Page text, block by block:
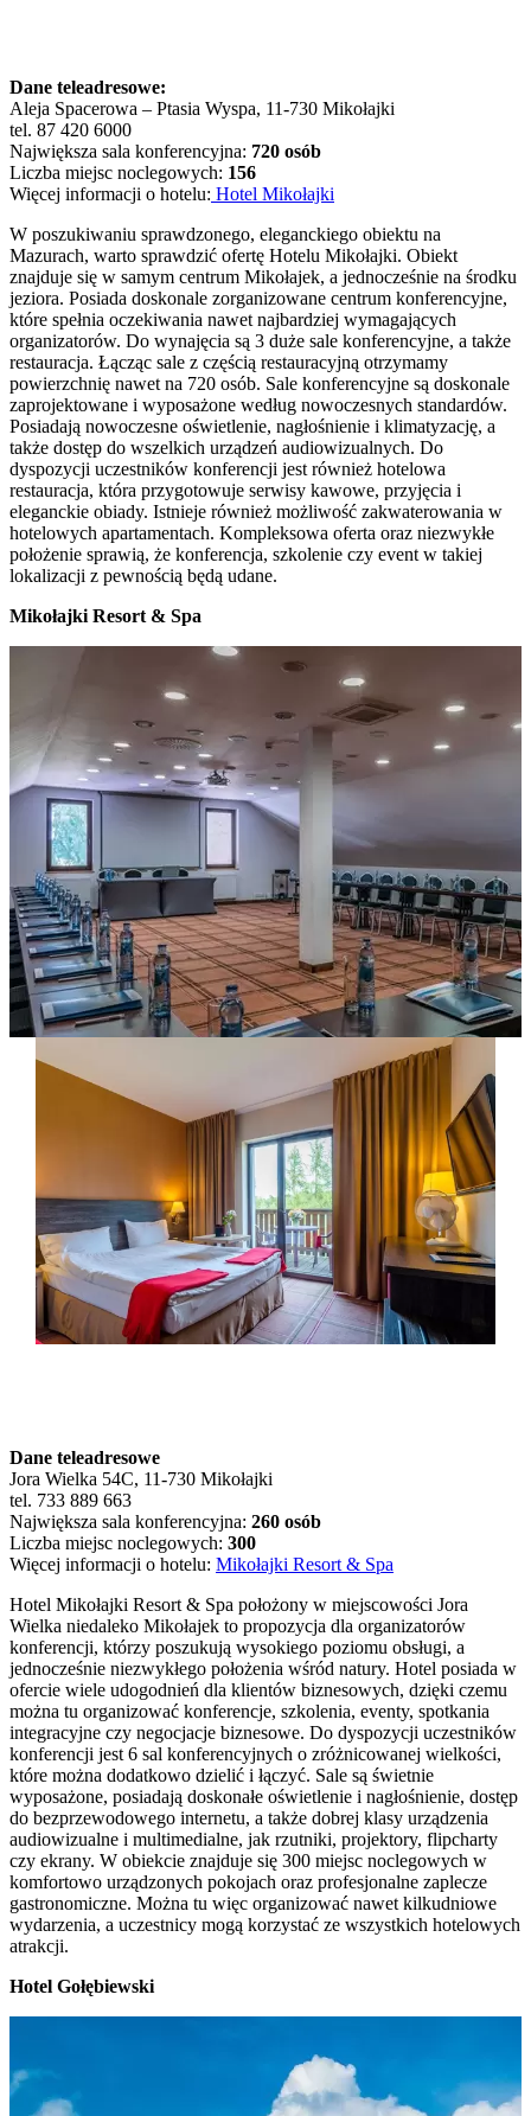
Dane teleadresowe:
Aleja Spacerowa – Ptasia Wyspa, 11-730 Mikołajki
tel. 87 420 6000
Największa sala konferencyjna: 720 osób
Liczba miejsc noclegowych: 156
Więcej informacji o hotelu: Hotel Mikołajki
W poszukiwaniu sprawdzonego, eleganckiego obiektu na
Mazurach, warto sprawdzić ofertę Hotelu Mikołajki. Obiekt
znajduje się w samym centrum Mikołajek, a jednocześnie na środku
jeziora. Posiada doskonale zorganizowane centrum konferencyjne,
które spełnia oczekiwania nawet najbardziej wymagających
organizatorów. Do wynajęcia są 3 duże sale konferencyjne, a także
restauracja. Łącząc sale z częścią restauracyjną otrzymamy
powierzchnię nawet na 720 osób. Sale konferencyjne są doskonale
zaprojektowane i wyposażone według nowoczesnych standardów.
Posiadają nowoczesne oświetlenie, nagłośnienie i klimatyzację, a
także dostęp do wszelkich urządzeń audiowizualnych. Do
dyspozycji uczestników konferencji jest również hotelowa
restauracja, która przygotowuje serwisy kawowe, przyjęcia i
eleganckie obiady. Istnieje również możliwość zakwaterowania w
hotelowych apartamentach. Kompleksowa oferta oraz niezwykłe
położenie sprawią, że konferencja, szkolenie czy event w takiej
lokalizacji z pewnością będą udane.
Mikołajki Resort & Spa
Dane teleadresowe
Jora Wielka 54C, 11-730 Mikołajki
tel. 733 889 663
Największa sala konferencyjna: 260 osób
Liczba miejsc noclegowych: 300
Więcej informacji o hotelu: Mikołajki Resort & Spa
Hotel Mikołajki Resort & Spa położony w miejscowości Jora
Wielka niedaleko Mikołajek to propozycja dla organizatorów
konferencji, którzy poszukują wysokiego poziomu obsługi, a
jednocześnie niezwykłego położenia wśród natury. Hotel posiada w
ofercie wiele udogodnień dla klientów biznesowych, dzięki czemu
można tu organizować konferencje, szkolenia, eventy, spotkania
integracyjne czy negocjacje biznesowe. Do dyspozycji uczestników
konferencji jest 6 sal konferencyjnych o zróżnicowanej wielkości,
które można dodatkowo dzielić i łączyć. Sale są świetnie
wyposażone, posiadają doskonałe oświetlenie i nagłośnienie, dostęp
do bezprzewodowego internetu, a także dobrej klasy urządzenia
audiowizualne i multimedialne, jak rzutniki, projektory, flipcharty
czy ekrany. W obiekcie znajduje się 300 miejsc noclegowych w
komfortowo urządzonych pokojach oraz profesjonalne zaplecze
gastronomiczne. Można tu więc organizować nawet kilkudniowe
wydarzenia, a uczestnicy mogą korzystać ze wszystkich hotelowych
atrakcji.
Hotel Gołębiewski